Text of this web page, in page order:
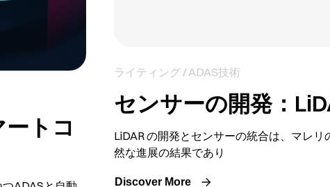
トコ
ライティング / ADAS技術
センサーの開発：
LiDAR の開発とセンサーの統合は、マレリ
然な進展の結果であり
Discover More